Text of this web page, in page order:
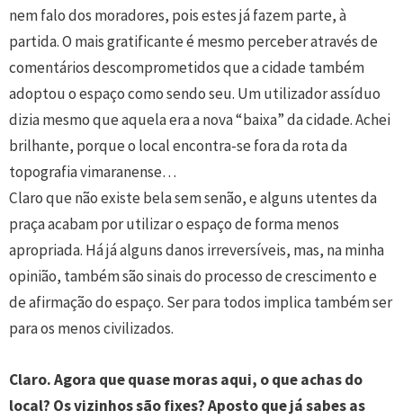
nem falo dos moradores, pois estes já fazem parte, à
partida. O mais gratificante é mesmo perceber através de
comentários descomprometidos que a cidade também
adoptou o espaço como sendo seu. Um utilizador assíduo
dizia mesmo que aquela era a nova “baixa” da cidade. Achei
brilhante, porque o local encontra-se fora da rota da
topografia vimaranense…
Claro que não existe bela sem senão, e alguns utentes da
praça acabam por utilizar o espaço de forma menos
apropriada. Há já alguns danos irreversíveis, mas, na minha
opinião, também são sinais do processo de crescimento e
de afirmação do espaço. Ser para todos implica também ser
para os menos civilizados.
Claro. Agora que quase moras aqui, o que achas do
local? Os vizinhos são fixes? Aposto que já sabes as